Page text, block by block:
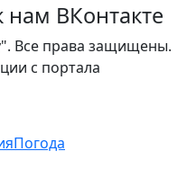
нам ВКонтакте
Все права защищены.
с портала
Погода